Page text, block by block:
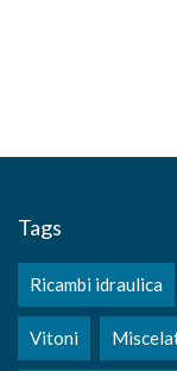
Tags
Ricambi idraulica
Vitoni